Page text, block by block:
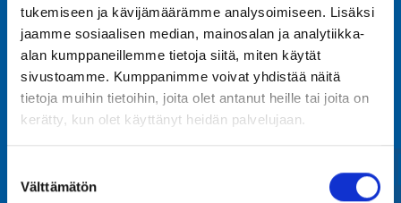
tukemiseen ja kävijämäärämme analysoimiseen. Lisäksi
jaamme sosiaalisen median, mainosalan ja analytiikka-
alan kumppaneillemme tietoja siitä, miten käytät
sivustoamme. Kumppanimme voivat yhdistää näitä
tietoja muihin tietoihin, joita olet antanut heille tai joita on
kerätty, kun olet käyttänyt heidän palvelujaan.
valinta
Välttämätön
04260 Kerava
info@tivolisariola.fi
Verkkolaskutustiedot
Tivoli Sariolan Oiva-raportit